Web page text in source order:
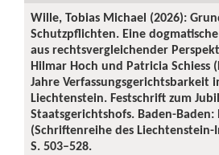
Wille, Tobias Michael (2026):
Schutzpflichten. Eine
aus rechtsvergleichender
Hilmar Hoch und Patricia Schiess
Jahre Verfassungsgerichtsbarkeit
Liechtenstein. Festschrift zum
Staatsgerichtshofs. Baden-Baden:
(Schriftenreihe des Liechtenstein-
S. 503–528.